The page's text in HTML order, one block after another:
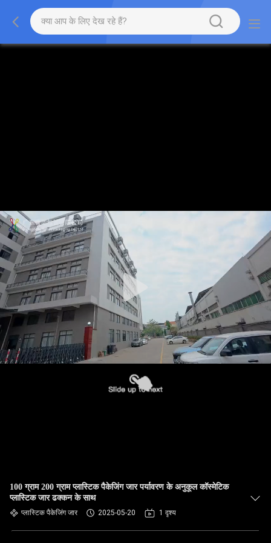
100 ग्राम 200 ग्राम प्लास्टिक पैकेजिंग जार पर्यावरण के अनुकूल कॉस्मेटिक
प्लास्टिक जार ढक्कन के साथ
प्लास्टिक पैकेजिंग जार 2025-05-20 1 दृश्य